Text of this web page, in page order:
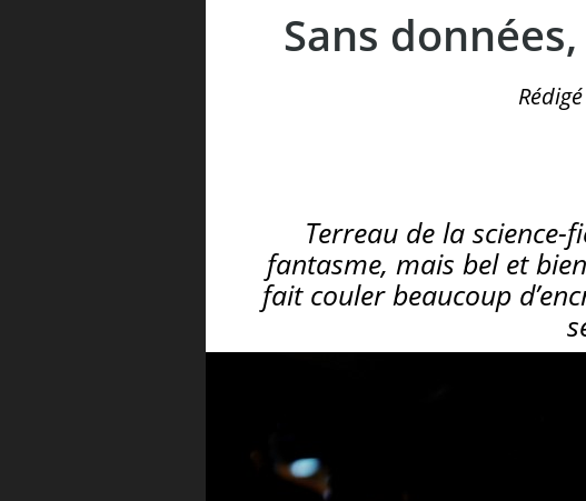
Sans
Terreau de la science-
fantasme, mais bel et
fait couler beaucoup